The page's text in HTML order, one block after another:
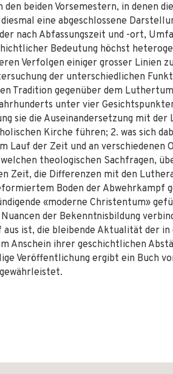
beiden Vorsemestern, in denen
eine abgeschlossene
nach Abfassungszeit und -ort,
Bedeutung höchst
Verfolgen einiger grosser Linien
der unterschiedlichen
Tradition gegenüber dem
unter vier
sie die Auseinandersetzung mit der
Kirche führen; 2. was sich
Lauf der Zeit und an verschiedenen
theologischen Sachfragen,
Zeit, die Differenzen mit den
Boden der Abwehrkampf
«moderne Christentum»
der Bekenntnisbildung
ist, die bleibende Aktualität der in
Anschein ihrer geschichtlichen
Veröffentlichung ergibt ein Buch